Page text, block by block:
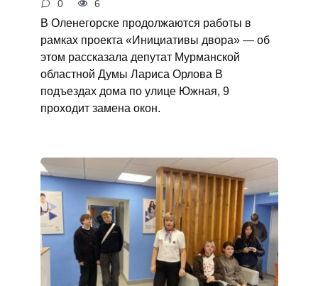
0 6
В Оленегорске продолжаются работы в
рамках проекта «Инициативы двора» — об
этом рассказала депутат Мурманской
областной Думы Лариса Орлова В
подъездах дома по улице Южная, 9
проходит замена окон.